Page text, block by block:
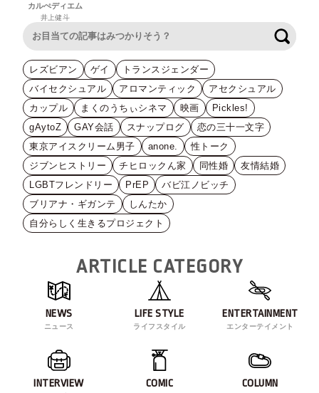
カルぺディエム
井上健斗
レズビアン ゲイ
トランスジェンダー
バイセクシュアル
アロマンティック
アセクシュアル
カップル
まくのうちぃシネマ 映画
Pickles!
gAytoZ
GAY会話 スナップログ
恋の三十一文字
東京アイスクリーム男子
anone.
性トーク
ジブンヒストリー
チヒロックん家 同性婚
友情結婚
LGBTフレンドリー
PrEP
バビ江ノビッチ
ブリアナ・ギガンテ
しんたか
自分らしく生きるプロジェクト
ARTICLE CATEGORY
NEWS
ニュース
LIFE STYLE
ライフスタイル
ENTERTAINMENT
エンターテイメント
INTERVIEW COMIC COLUMN